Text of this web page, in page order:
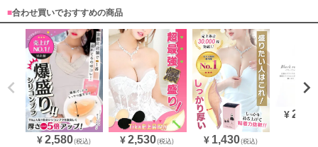
■合わせ買いでおすすめの商品
¥ 2,580(税込) ¥ 2,530(税込) ¥ 1,430(税込)
¥